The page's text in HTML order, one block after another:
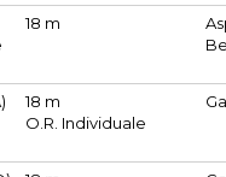
18 m
18 m
O.R. Individuale